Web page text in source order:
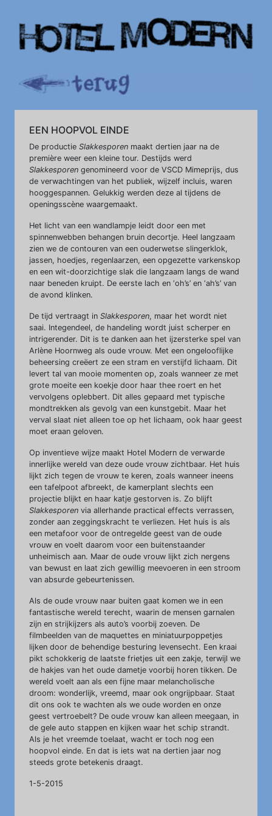
EEN HOOPVOL EINDE
De productie Slakkesporen maakt dertien jaar na de
première weer een kleine tour. Destijds werd
Slakkesporen genomineerd voor de VSCD Mimeprijs, dus
de verwachtingen van het publiek, wijzelf incluis, waren
hooggespannen. Gelukkig werden deze al tijdens de
openingsscène waargemaakt.
Het licht van een wandlampje leidt door een met
spinnenwebben behangen bruin decortje. Heel langzaam
zien we de contouren van een ouderwetse slingerklok,
jassen, hoedjes, regenlaarzen, een opgezette varkenskop
en een wit-doorzichtige slak die langzaam langs de wand
naar beneden kruipt. De eerste lach en ‘oh’s’ en ‘ah’s’ van
de avond klinken.
De tijd vertraagt in Slakkesporen, maar het wordt niet
saai. Integendeel, de handeling wordt juist scherper en
intrigerender. Dit is te danken aan het ijzersterke spel van
Arlène Hoornweg als oude vrouw. Met een ongelooflijke
beheersing creëert ze een stram en verstijfd lichaam. Dit
levert tal van mooie momenten op, zoals wanneer ze met
grote moeite een koekje door haar thee roert en het
vervolgens oplebbert. Dit alles gepaard met typische
mondtrekken als gevolg van een kunstgebit. Maar het
verval slaat niet alleen toe op het lichaam, ook haar geest
moet eraan geloven.
Op inventieve wijze maakt Hotel Modern de verwarde
innerlijke wereld van deze oude vrouw zichtbaar. Het huis
lijkt zich tegen de vrouw te keren, zoals wanneer ineens
een tafelpoot afbreekt, de kamerplant slechts een
projectie blijkt en haar katje gestorven is. Zo blijft
Slakkesporen via allerhande practical effects verrassen,
zonder aan zeggingskracht te verliezen. Het huis is als
een metafoor voor de ontregelde geest van de oude
vrouw en voelt daarom voor een buitenstaander
unheimisch aan. Maar de oude vrouw lijkt zich nergens
van bewust en laat zich gewillig meevoeren in een stroom
van absurde gebeurtenissen.
Als de oude vrouw naar buiten gaat komen we in een
fantastische wereld terecht, waarin de mensen garnalen
zijn en strijkijzers als auto’s voorbij zoeven. De
filmbeelden van de maquettes en miniatuurpoppetjes
lijken door de behendige besturing levensecht. Een kraai
pikt schokkerig de laatste frietjes uit een zakje, terwijl we
de hakjes van het oude dametje voorbij horen tikken. De
wereld voelt aan als een fijne maar melancholische
droom: wonderlijk, vreemd, maar ook ongrijpbaar. Staat
dit ons ook te wachten als we oude worden en onze
geest vertroebelt? De oude vrouw kan alleen meegaan, in
de gele auto stappen en kijken waar het schip strandt.
Als je het vreemde toelaat, wacht er toch nog een
hoopvol einde. En dat is iets wat na dertien jaar nog
steeds grote betekenis draagt.
1-5-2015